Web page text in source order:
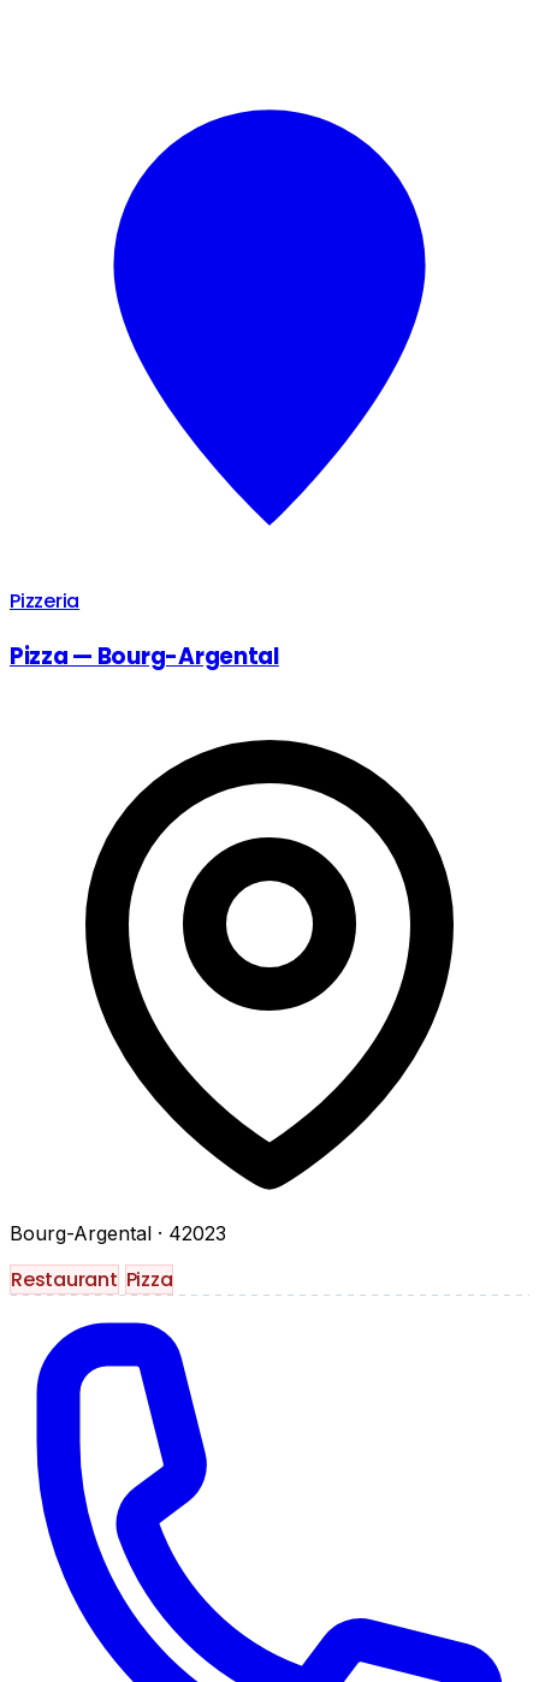
Pizzeria
Pizza — Bourg-Argental
Bourg-Argental · 42023
Restaurant Pizza